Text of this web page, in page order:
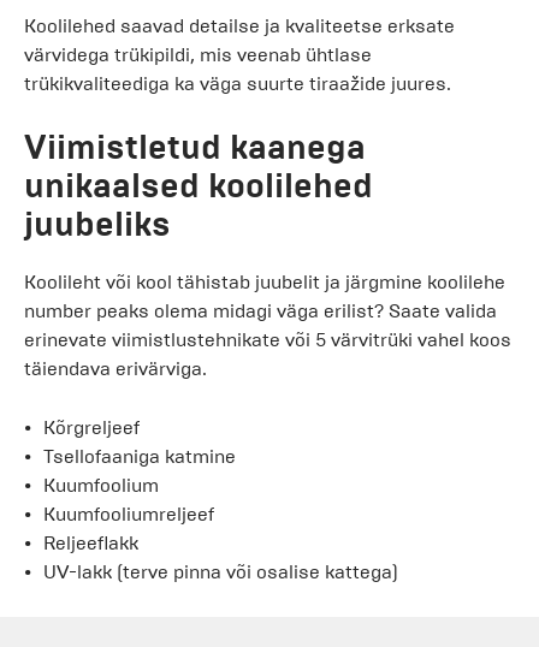
Koolilehed saavad detailse ja kvaliteetse erksate
värvidega trükipildi, mis veenab ühtlase
trükikvaliteediga ka väga suurte tiraažide juures.
Viimistletud kaanega
unikaalsed koolilehed
juubeliks
Koolileht või kool tähistab juubelit ja järgmine koolilehe
number peaks olema midagi väga erilist? Saate valida
erinevate viimistlustehnikate või 5 värvitrüki vahel koos
täiendava erivärviga.
Kõrgreljeef
Tsellofaaniga katmine
Kuumfoolium
Kuumfooliumreljeef
Reljeeflakk
UV-lakk (terve pinna või osalise kattega)